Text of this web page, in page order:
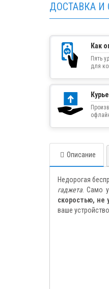
ДОСТАВКА И
Как
Пять
для
Описание
Недорогая
гаджета . Само
скоростью, не
ваше